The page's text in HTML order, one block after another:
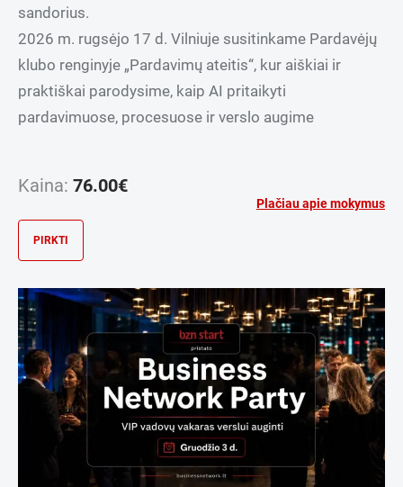
sandorius.
2026 m. rugsėjo 17 d. Vilniuje susitinkame Pardavėjų
klubo renginyje „Pardavimų ateitis“, kur aiškiai ir
praktiškai parodysime, kaip AI pritaikyti
pardavimuose, procesuose ir verslo augime
Kaina: 76.00€
Plačiau apie mokymus
PIRKTI